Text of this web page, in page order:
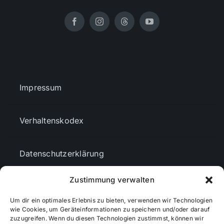
Zustimmung verwalten
Um dir ein optimales Erlebnis zu bieten, verwenden wir Technologien
wie Cookies, um Geräteinformationen zu speichern und/oder darauf
zuzugreifen. Wenn du diesen Technologien zustimmst, können wir
Impressum
Verhaltenskodex
Datenschutzerklärung
Cookie-Richtlinie (EU)